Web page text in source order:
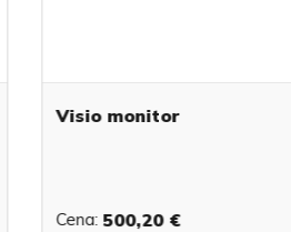
Visio monitor
Cena: 500,20 €